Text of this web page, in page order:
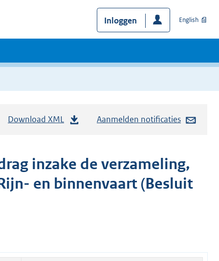
Inloggen English
Download XML Aanmelden notificaties
inzake de verzameling,
en binnenvaart (Besluit